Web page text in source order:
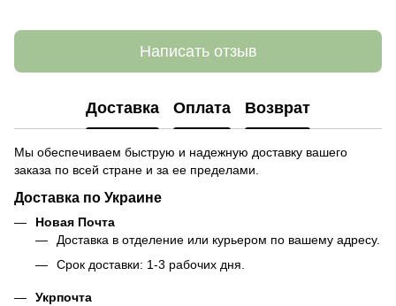
Написать отзыв
Доставка Оплата Возврат
Мы обеспечиваем быструю и надежную доставку вашего
заказа по всей стране и за ее пределами.
Доставка по Украине
Новая Почта
Доставка в отделение или курьером по вашему адресу.
Срок доставки: 1-3 рабочих дня.
Укрпочта